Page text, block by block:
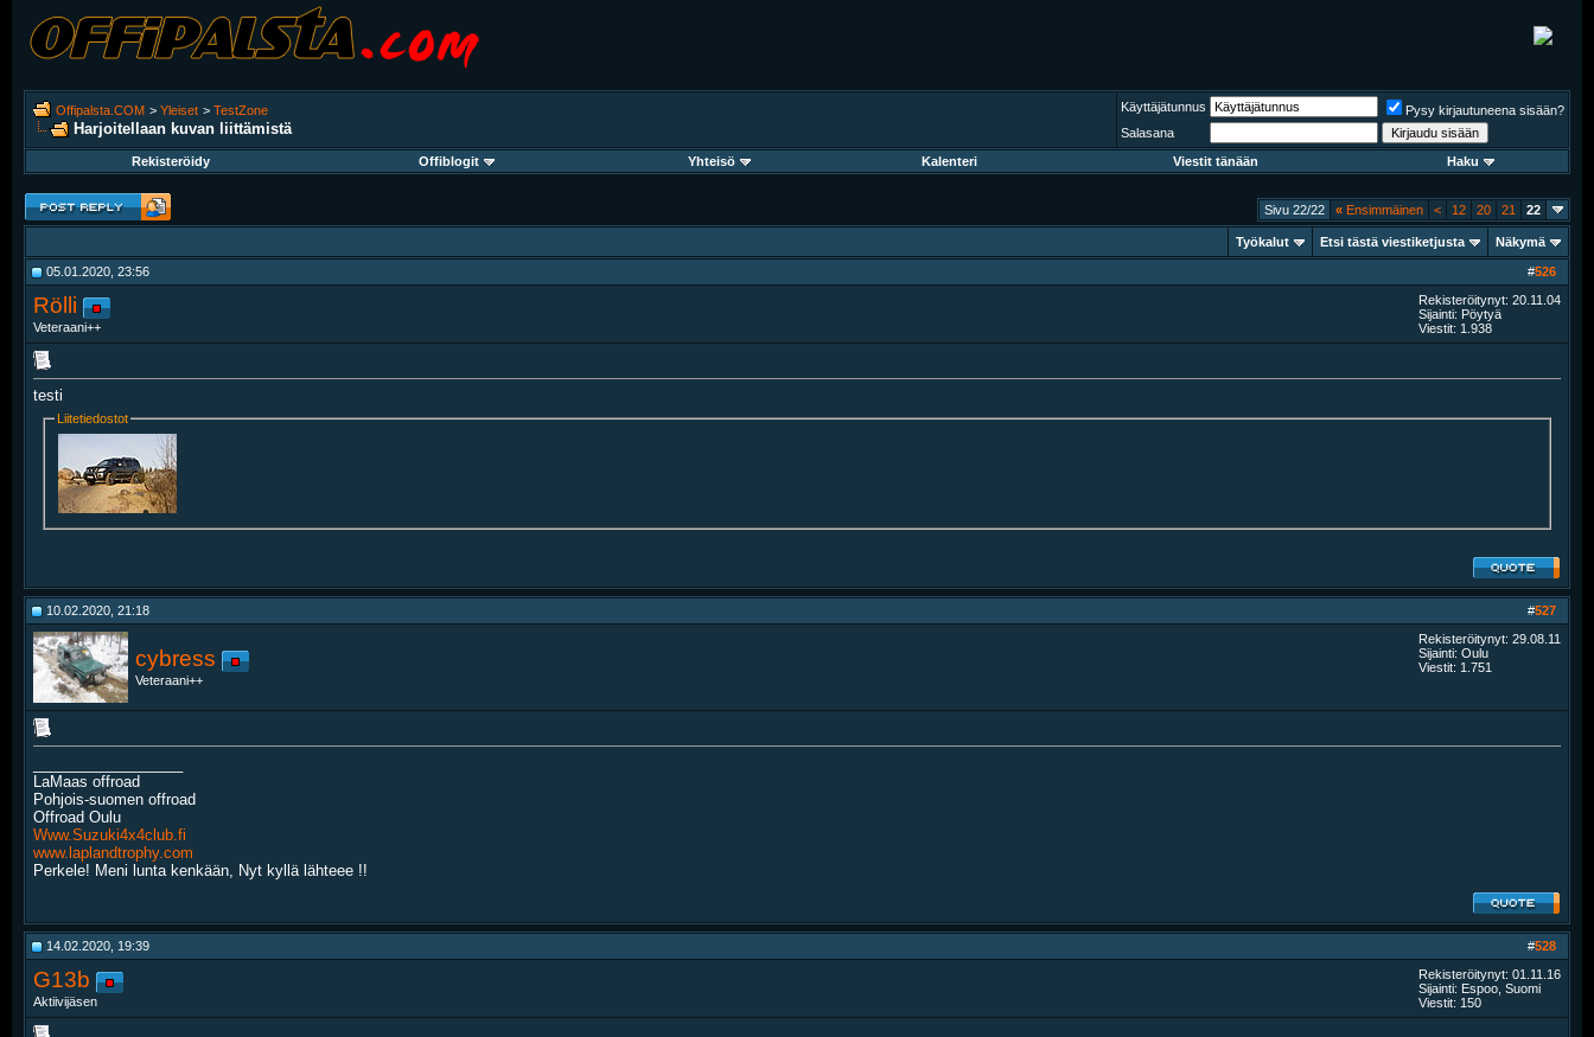
Offipalsta.COM > Yleiset > TestZone
Harjoitellaan kuvan liittämistä
Käyttäjätunnus
Pysy kirjautuneena sisään?
Salasana
Rekisteröidy
Offiblogit Yhteisö Kalenteri Viestit tänään Haku
Sivu 22/22 « Ensimmäinen < 12 20 21 22
Työkalut Etsi tästä viestiketjusta Näkymä
#526
05.01.2020, 23:56
Rölli
Veteraani++
Rekisteröitynyt: 20.11.04
Sijainti: Pöytyä
Viestit: 1.938
testi
Liitetiedostot
#527
10.02.2020, 21:18
cybress
Veteraani++
Rekisteröitynyt: 29.08.11
Sijainti: Oulu
Viestit: 1.751
LaMaas offroad
Pohjois-suomen offroad
Offroad Oulu
Www.Suzuki4x4club.fi
www.laplandtrophy.com
Perkele! Meni lunta kenkään, Nyt kyllä lähteee !!
#528
14.02.2020, 19:39
G13b
Aktiivijäsen
Rekisteröitynyt: 01.11.16
Sijainti: Espoo, Suomi
Viestit: 150